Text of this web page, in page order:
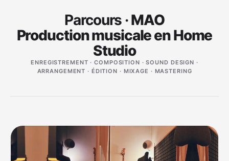
Parcours ·MAO
Production musicale en Home
Studio
ENREGISTREMENT · COMPOSITION · SOUND DESIGN ·
ARRANGEMENT · ÉDITION · MIXAGE · MASTERING